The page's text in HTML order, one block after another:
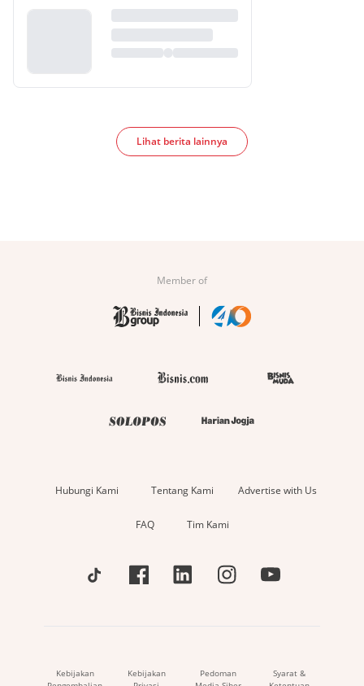
Lihat berita lainnya
Member of
Hubungi Kami Tentang Kami Advertise with Us
FAQ Tim Kami
Kebijakan
Kebijakan
Pedoman
Syarat &